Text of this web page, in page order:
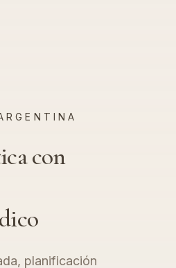
con
planificación